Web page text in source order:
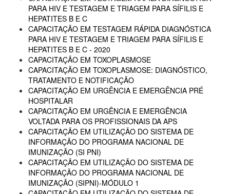
PARA HIV E TESTAGEM E TRIAGEM PARA SÍFILIS E
HEPATITES B E C
CAPACITAÇÃO EM TESTAGEM RÁPIDA DIAGNÓSTICA
PARA HIV E TESTAGEM E TRIAGEM PARA SÍFILIS E
HEPATITES B E C - 2020
CAPACITAÇÃO EM TOXOPLASMOSE
CAPACITAÇÃO EM TOXOPLASMOSE: DIAGNÓSTICO,
TRATAMENTO E NOTIFICAÇÃO
CAPACITAÇÃO EM URGÊNCIA E EMERGÊNCIA PRÉ
HOSPITALAR
CAPACITAÇÃO EM URGÊNCIA E EMERGÊNCIA
VOLTADA PARA OS PROFISSIONAIS DA APS
CAPACITAÇÃO EM UTILIZAÇÃO DO SISTEMA DE
INFORMAÇÃO DO PROGRAMA NACIONAL DE
IMUNIZAÇÃO (SI PNI)
CAPACITAÇÃO EM UTILIZAÇÃO DO SISTEMA DE
INFORMAÇÃO DO PROGRAMA NACIONAL DE
IMUNIZAÇÃO (SIPNI)-MÓDULO 1